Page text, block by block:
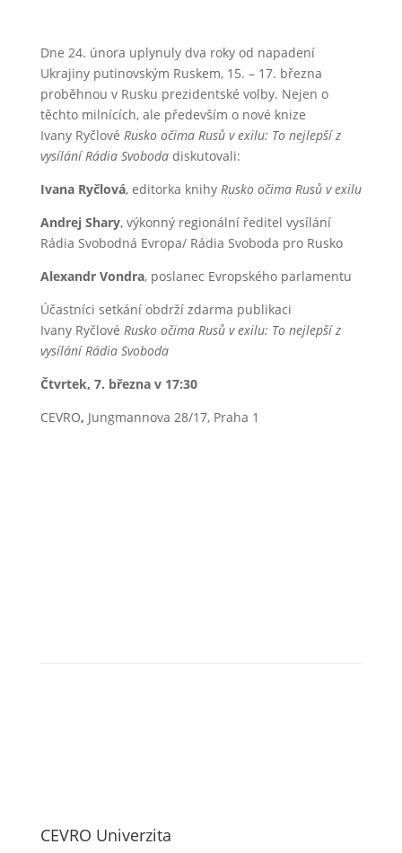
Dne 24. února uplynuly dva roky od napadení
Ukrajiny putinovským Ruskem, 15. – 17. března
proběhnou v Rusku prezidentské volby. Nejen o
těchto milnících, ale především o nové knize
Ivany Ryčlové Rusko očima Rusů v exilu: To nejlepší z
vysílání Rádia Svobodadiskutovali:
Ivana Ryčlová, editorka knihy Rusko očima Rusů v exilu
Andrej Shary, výkonný regionální ředitel vysílání
Rádia Svobodná Evropa/ Rádia Svoboda pro Rusko
Alexandr Vondra, poslanec Evropského parlamentu
Účastníci setkání obdrží zdarma publikaci
Ivany Ryčlové Rusko očima Rusů v exilu: To nejlepší z
vysílání Rádia Svoboda
Čtvrtek, 7. března v 17:30
CEVRO, Jungmannova 28/17, Praha 1
CEVRO Univerzita